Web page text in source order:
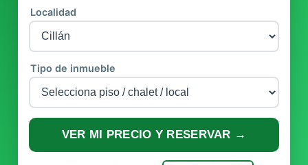
Localidad
Tipo de inmueble
VER MI PRECIO Y RESERVAR →